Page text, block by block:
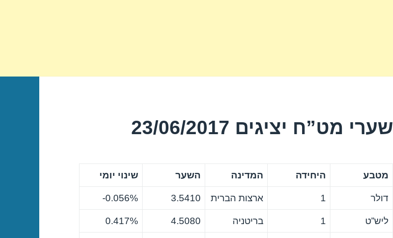
שערי מט”ח יציגים 23/06/2017
מטבע היחידה המדינה השער שינוי יומי
דולר 1 ארצות הברית 3.5410
0.056%-
ליש”ט 1 בריטניה 4.5080
0.417%